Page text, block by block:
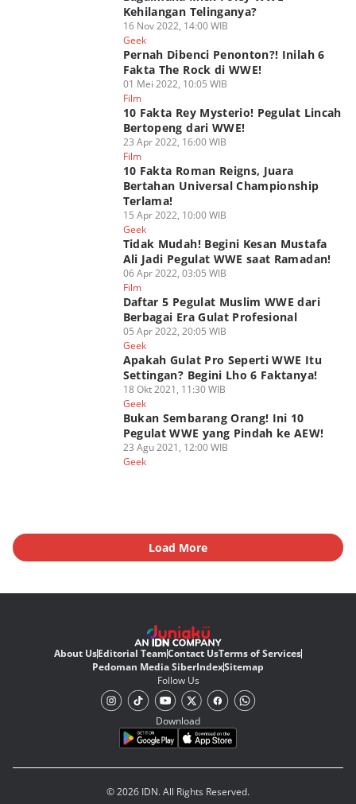
Kehilangan Telinganya?
16 Nov 2022, 14:00 WIB
Geek
Pernah Dibenci Penonton?! Inilah 6
Fakta The Rock di WWE!
01 Mei 2022, 10:05 WIB
Film
10 Fakta Rey Mysterio! Pegulat Lincah
Bertopeng dari WWE!
23 Apr 2022, 16:00 WIB
Film
10 Fakta Roman Reigns, Juara
Bertahan Universal Championship
Terlama!
15 Apr 2022, 10:00 WIB
Geek
Tidak Mudah! Begini Kesan Mustafa
Ali Jadi Pegulat WWE saat Ramadan!
06 Apr 2022, 03:05 WIB
Film
Daftar 5 Pegulat Muslim WWE dari
Berbagai Era Gulat Profesional
05 Apr 2022, 20:05 WIB
Geek
Apakah Gulat Pro Seperti WWE Itu
Settingan? Begini Lho 6 Faktanya!
18 Okt 2021, 11:30 WIB
Geek
Bukan Sembarang Orang! Ini 10
Pegulat WWE yang Pindah ke AEW!
23 Agu 2021, 12:00 WIB
Geek
Load More
About UsEditorial TeamContact UsTerms of Services
Pedoman Media SiberIndexSitemap
Follow Us
Download
© 2026 IDN. All Rights Reserved.